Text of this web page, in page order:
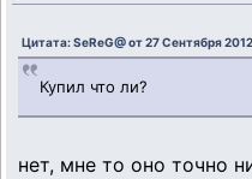
Цитата: SeReG@ от 27 Сентября
Купил что ли?
нет, мне то оно точно